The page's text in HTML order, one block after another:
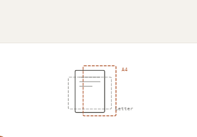
A4
Letter